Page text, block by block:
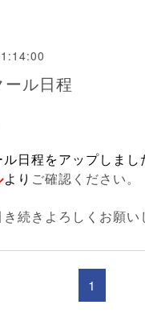
ール日程
日程をアップしまし
より ご確認ください。
続きよろしくお願い
1